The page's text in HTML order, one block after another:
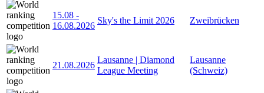
15.08 -
16.08.2026
Sky's the Limit 2026 Zweibrücken
21.08.2026
Lausanne | Diamond
League Meeting
Lausanne
(Schweiz)